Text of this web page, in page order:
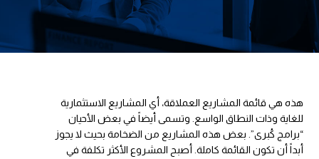
هذه هي قائمة المشاريع العملاقة، أي المشاريع الاستثمارية
للغاية وذات النطاق الواسع. وتسمى أيضاً في بعض الأحيان
“برامج كُبرى”. بعض هذه المشاريع من الضخامة بحيث لا يجوز
أبداً أن تكون القائمة كاملة. أصبح المشروع الأكثر تكلفة في